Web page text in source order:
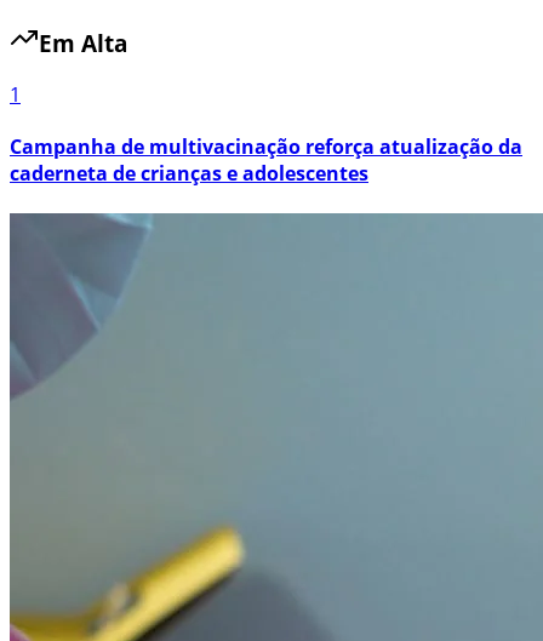
Em Alta
1
Campanha de multivacinação reforça atualização da
caderneta de crianças e adolescentes